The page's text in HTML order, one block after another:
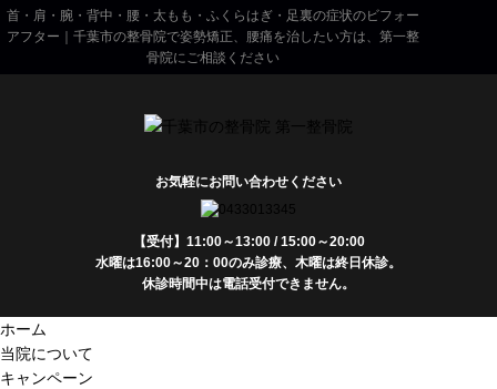
首・肩・腕・背中・腰・太もも・ふくらはぎ・足裏の症状のビフォー
アフター｜千葉市の整骨院で姿勢矯正、腰痛を治したい方は、第一整
骨院にご相談ください
お気軽にお問い合わせください
【受付】11:00～13:00 / 15:00～20:00
水曜は16:00～20：00のみ診療、木曜は終日休診。
休診時間中は電話受付できません。
ホーム
当院について
キャンペーン